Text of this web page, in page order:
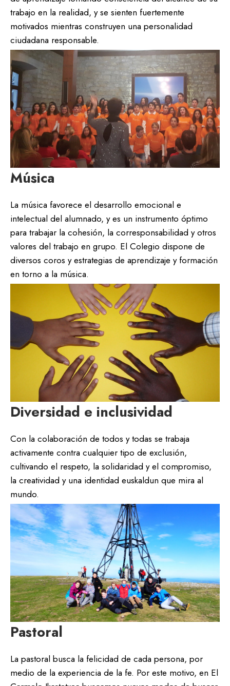
trabajo en la realidad, y se sienten fuertemente
motivados mientras construyen una personalidad
ciudadana responsable.
Música
La música favorece el desarrollo emocional e
intelectual del alumnado, y es un instrumento óptimo
para trabajar la cohesión, la corresponsabilidad y otros
valores del trabajo en grupo. El Colegio dispone de
diversos coros y estrategias de aprendizaje y formación
en torno a la música.
Diversidad e inclusividad
Con la colaboración de todos y todas se trabaja
activamente contra cualquier tipo de exclusión,
cultivando el respeto, la solidaridad y el compromiso,
la creatividad y una identidad euskaldun que mira al
mundo.
Pastoral
La pastoral busca la felicidad de cada persona, por
medio de la experiencia de la fe. Por este motivo, en El